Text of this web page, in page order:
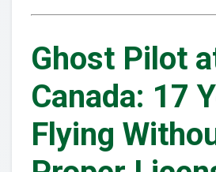
Ghost Pilot
Canada: 17
Flying